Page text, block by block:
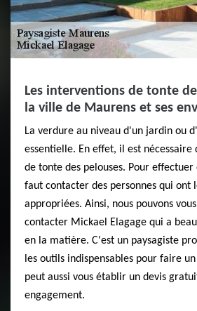
Les interventions de tonte
la ville de Maurens et ses
La verdure au niveau d'un jardin ou
essentielle. En effet, il est
de tonte des pelouses. Pour effectuer
faut contacter des personnes qui ont
appropriées. Ainsi, nous pouvons
contacter Mickael Elagage qui a
en la matière. C'est un paysagiste
les outils indispensables pour faire
peut aussi vous établir un devis
engagement.